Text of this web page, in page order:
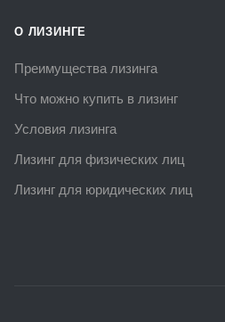
О ЛИЗИНГЕ
Преимущества лизинга
Что можно купить в лизинг
Условия лизинга
Лизинг для физических лиц
Лизинг для юридических лиц